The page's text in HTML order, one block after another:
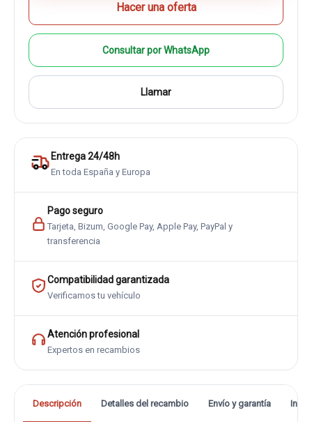
Hacer una oferta
Consultar por WhatsApp
Llamar
Entrega 24/48h
En toda España y Europa
Pago seguro
Tarjeta, Bizum, Google Pay, Apple Pay, PayPal y
transferencia
Compatibilidad garantizada
Verificamos tu vehículo
Atención profesional
Expertos en recambios
Descripción Detalles del recambio Envío y garantía